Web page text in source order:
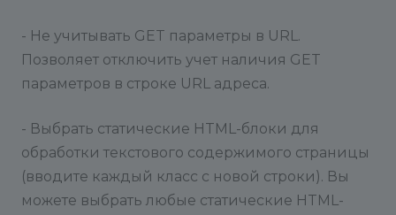
- Не учитывать GET параметры в URL.
Позволяет отключить учет наличия GET
параметров в строке URL адреса.
- Выбрать статические HTML-блоки для
обработки текстового содержимого страницы
(вводите каждый класс с новой строки). Вы
можете выбрать любые статические HTML-